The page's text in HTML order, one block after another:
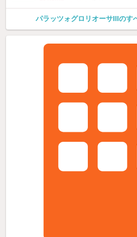
パラッツォグロリオーサIIIのす